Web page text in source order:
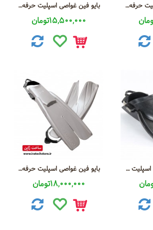
بایو فین غواصی اسپلیت حرفه ای
15,500,000تومان
بایو فین غواصی اسپلیت حرفه ای XT
بایو فین غواصی اسپلیت حرفه ای با بند فنری استیل
18,000,000تومان
بایو فین های غواصی اسپلیت رِنجِر